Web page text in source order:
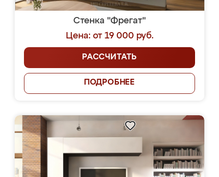
Стенка "Фрегат"
Цена: от 19 000 руб.
РАССЧИТАТЬ
ПОДРОБНЕЕ